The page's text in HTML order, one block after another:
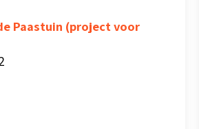
Paastuin (project voor